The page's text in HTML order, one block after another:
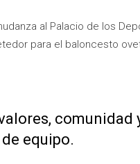
al Palacio de los
para el baloncesto
equipo.